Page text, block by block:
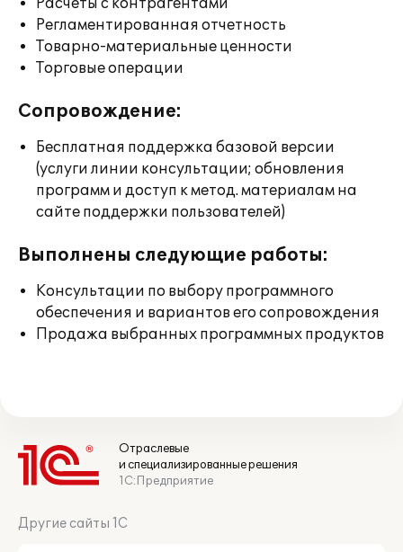
Расчеты с контрагентами
Регламентированная отчетность
Товарно-материальные ценности
Торговые операции
Сопровождение:
Бесплатная поддержка базовой версии
(услуги линии консультации; обновления
программ и доступ к метод. материалам на
сайте поддержки пользователей)
Выполнены следующие работы:
Консультации по выбору программного
обеспечения и вариантов его сопровождения
Продажа выбранных программных продуктов
Отраслевые
и специализированные решения
1С:Предприятие
Другие сайты 1С